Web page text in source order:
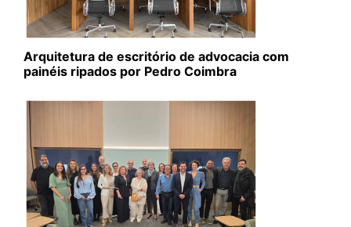
Arquitetura de escritório de advocacia com
painéis ripados por Pedro Coimbra